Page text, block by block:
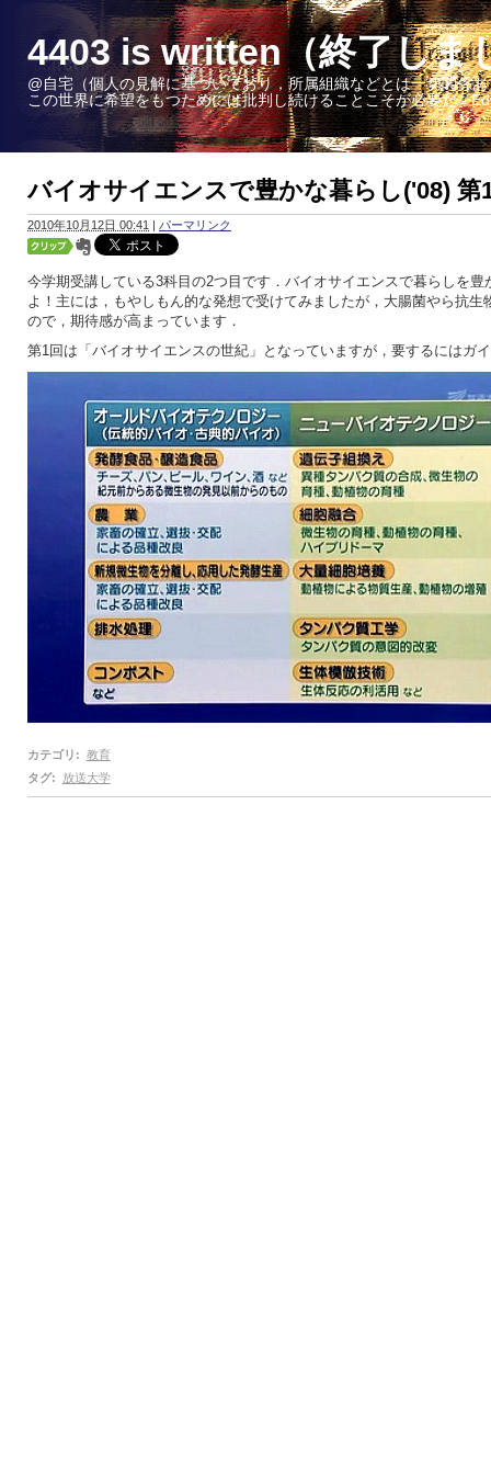
4403 is written（終了しま
@自宅（個人の見解に基づいており，所属組織などとは一切関係
この世界に希望をもつためには批判し続けることこそが必要だ -
バイオサイエンスで豊かな暮らし('08)
2010年10月12日 00:41 | パーマリンク
今学期受講している3科目の2つ目です．バイオサイエンスで暮らしを豊
よ！主には，もやしもん的な発想で受けてみましたが，大腸菌やら抗生
ので，期待感が高まっています．
第1回は「バイオサイエンスの世紀」となっていますが，要するにはガ
カテゴリ : 教育
タグ: 放送大学